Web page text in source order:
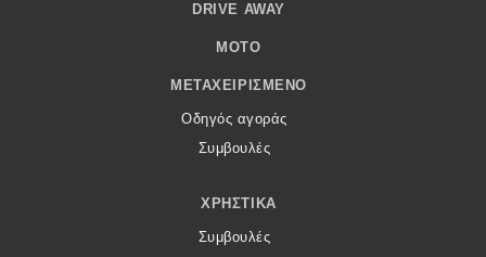
DRIVE AWAY
MOTO
ΜΕΤΑΧΕΙΡΙΣΜΈΝΟ
Οδηγός αγοράς
Συμβουλές
ΧΡΗΣΤΙΚΆ
Συμβουλές